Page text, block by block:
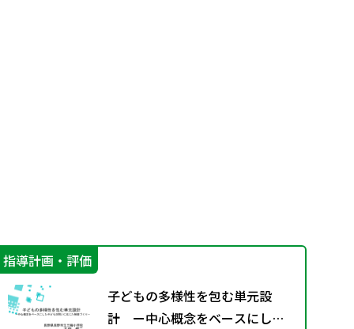
指導計画・評価
子どもの多様性を包む単元設
計 ー中心概念をベースにした